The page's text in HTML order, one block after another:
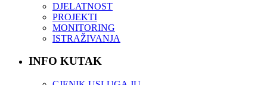
DJELATNOST
PROJEKTI
MONITORING
ISTRAŽIVANJA
INFO KUTAK